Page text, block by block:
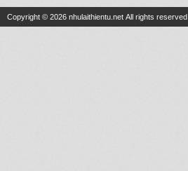
Copyright © 2026 nhulaithientu.net All rights reserved